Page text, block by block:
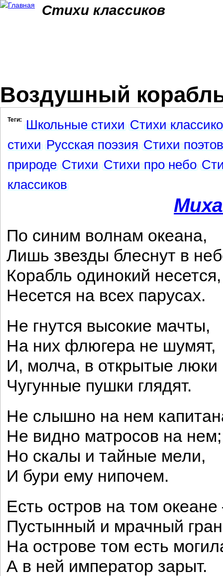
Стихи классиков
Воздушный
Теги: Школьные стихи Стихи
стихи Русская поэзия Стихи
природе Стихи Стихи про небо
классиков
По синим волнам океана,
Лишь звезды блеснут в
Корабль одинокий несется,
Несется на всех парусах.
Не гнутся высокие мачты,
На них флюгера не шумят,
И, молча, в открытые люки
Чугунные пушки глядят.
Не слышно на нем
Не видно матросов на нем;
Но скалы и тайные мели,
И бури ему нипочем.
Есть остров на том
Пустынный и мрачный
На острове том есть
А в ней император зарыт.